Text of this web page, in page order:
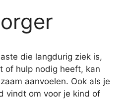
die langdurig ziek is,
of hulp nodig heeft, kan
aanvoelen. Ook als je
vindt om voor je kind of